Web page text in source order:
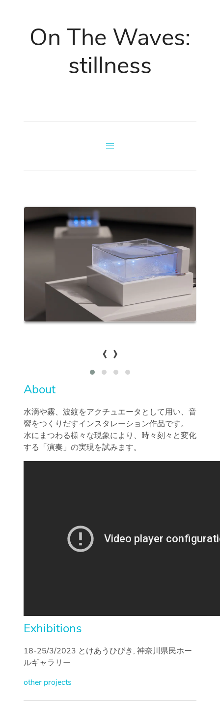
On The Waves:
stillness
‹ ›
About
水滴や霧、波紋をアクチュエータとして用い、音
響をつくりだすインスタレーション作品です。
水にまつわる様々な現象により、時々刻々と変化
する「演奏」の実現を試みます。
Exhibitions
18-25/3/2023 とけあうひびき, 神奈川県民ホー
ルギャラリー
other projects